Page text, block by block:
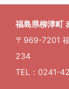
福島県柳津町
〒969-7201
234
TEL：0241-